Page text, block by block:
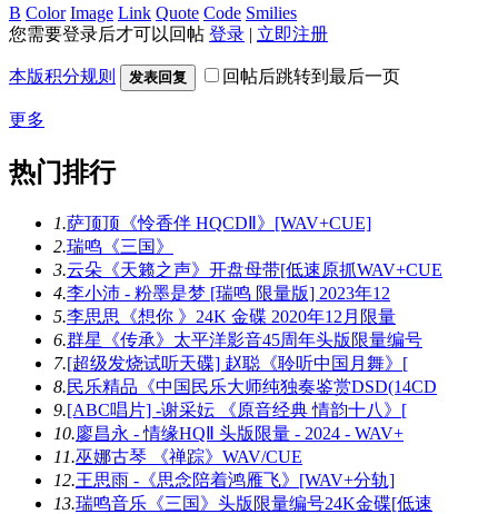
B Color Image Link Quote Code Smilies
您需要登录后才可以回帖 登录 | 立即注册
本版积分规则 发表回复 回帖后跳转到最后一页
更多
热门排行
1.萨顶顶《怜香伴 HQCDⅡ》[WAV+CUE]
2.瑞鸣《三国》
3.云朵《天籁之声》开盘母带[低速原抓WAV+CUE
4.李小沛 - 粉墨是梦 [瑞鸣 限量版] 2023年12
5.李思思《想你 》24K 金碟 2020年12月限量
6.群星《传承》太平洋影音45周年头版限量编号
7.[超级发烧试听天碟] 赵聪《聆听中国月舞》[
8.民乐精品《中国民乐大师纯独奏鉴赏DSD(14CD
9.[ABC唱片] -谢采妘 《原音经典 情韵十八》[
10. 廖昌永 - 情缘HQⅡ 头版限量 - 2024 - WAV+
11.巫娜古琴 《禅踪》WAV/CUE
12.王思雨 -《思念陪着鸿雁飞》[WAV+分轨]
13.瑞鸣音乐《三国》头版限量编号24K金碟[低速